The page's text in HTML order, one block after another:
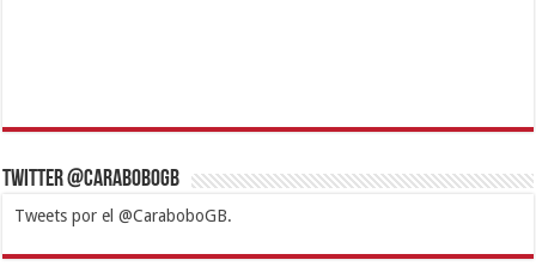
Twitter @CaraboboGB
Tweets por el @CaraboboGB.
1xbetBetturkeyBetistKralbetSupertotobetTipobetMatadorbetMariobet
https://mvbcasino.com/